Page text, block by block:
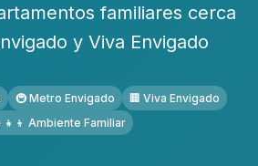
familiares cerca
y Viva Envigado
🚇 Metro Envigado
🏢 Viva Envigado
Ambiente Familiar